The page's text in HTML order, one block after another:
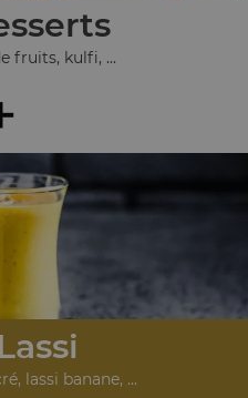
fruits, kulfi, ...
lassi banane, ...